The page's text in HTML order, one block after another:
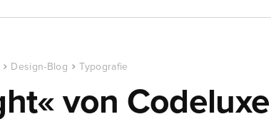
Design-Blog Typografie
von Codeluxe